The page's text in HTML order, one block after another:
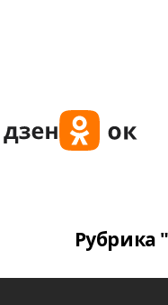
Рубрика